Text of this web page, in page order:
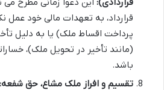
قرارداد، به تعهدات مالی خود عمل
پرداخت اقساط ملک) یا به دلیل
(مانند تأخیر در تحویل ملک)،
باشد.
تقسیم و افراز ملک مشاع، حق شفعه: